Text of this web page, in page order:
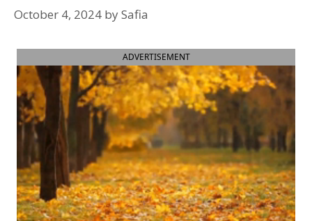
October 4, 2024 bySafia
ADVERTISEMENT